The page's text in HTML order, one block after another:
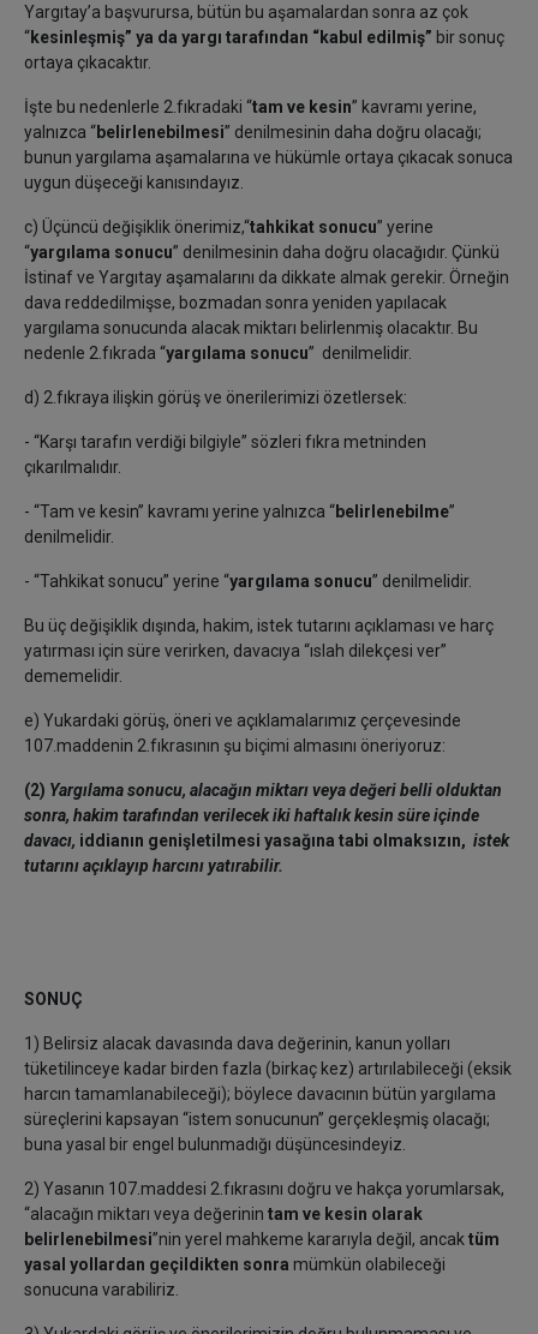
Yargıtay’a başvurursa, bütün bu aşamalardan sonra az çok
“kesinleşmiş” ya da yargı tarafından “kabul edilmiş” bir sonuç
ortaya çıkacaktır.
İşte bu nedenlerle 2.fıkradaki “tam ve kesin” kavramı yerine,
yalnızca “belirlenebilmesi” denilmesinin daha doğru olacağı;
bunun yargılama aşamalarına ve hükümle ortaya çıkacak sonuca
uygun düşeceği kanısındayız.
c) Üçüncü değişiklik önerimiz,“tahkikat sonucu” yerine
“yargılama sonucu” denilmesinin daha doğru olacağıdır. Çünkü
İstinaf ve Yargıtay aşamalarını da dikkate almak gerekir. Örneğin
dava reddedilmişse, bozmadan sonra yeniden yapılacak
yargılama sonucunda alacak miktarı belirlenmiş olacaktır. Bu
nedenle 2.fıkrada “yargılama sonucu” denilmelidir.
d) 2.fıkraya ilişkin görüş ve önerilerimizi özetlersek:
- “Karşı tarafın verdiği bilgiyle” sözleri fıkra metninden
çıkarılmalıdır.
- “Tam ve kesin” kavramı yerine yalnızca “belirlenebilme”
denilmelidir.
- “Tahkikat sonucu” yerine “yargılama sonucu” denilmelidir.
Bu üç değişiklik dışında, hakim, istek tutarını açıklaması ve harç
yatırması için süre verirken, davacıya “ıslah dilekçesi ver”
dememelidir.
e) Yukardaki görüş, öneri ve açıklamalarımız çerçevesinde
107.maddenin 2.fıkrasının şu biçimi almasını öneriyoruz:
(2) Yargılama sonucu, alacağın miktarı veya değeri belli olduktan
sonra, hakim tarafından verilecek iki haftalık kesin süre içinde
davacı, iddianın genişletilmesi yasağına tabi olmaksızın, istek
tutarını açıklayıp harcını yatırabilir.
SONUÇ
1) Belirsiz alacak davasında dava değerinin, kanun yolları
tüketilinceye kadar birden fazla (birkaç kez) artırılabileceği (eksik
harcın tamamlanabileceği); böylece davacının bütün yargılama
süreçlerini kapsayan “istem sonucunun” gerçekleşmiş olacağı;
buna yasal bir engel bulunmadığı düşüncesindeyiz.
2) Yasanın 107.maddesi 2.fıkrasını doğru ve hakça yorumlarsak,
“alacağın miktarı veya değerinin tam ve kesin olarak
belirlenebilmesi”nin yerel mahkeme kararıyla değil, ancaktüm
yasal yollardan geçildikten sonra mümkün olabileceği
sonucuna varabiliriz.